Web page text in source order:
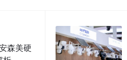
森美硬